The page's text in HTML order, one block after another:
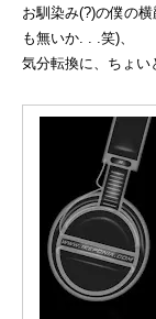
お馴染み(?)の僕の
も無いか. . .笑)、
気分転換に、ちょい